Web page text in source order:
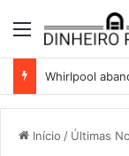
Menu
Início / Últimas